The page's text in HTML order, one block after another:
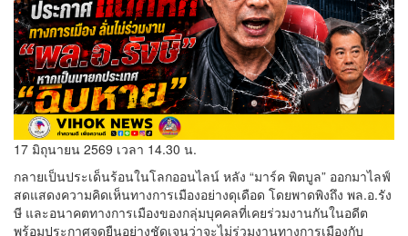
17 มิถุนายน 2569 เวลา 14.30 น.
กลายเป็นประเด็นร้อนในโลกออนไลน์ หลัง “มาร์ค พิตบูล” ออกมาไลฟ์
สดแสดงความคิดเห็นทางการเมืองอย่างดุเดือด โดยพาดพิงถึง พล.อ.รัง
ษี และอนาคตทางการเมืองของกลุ่มบุคคลที่เคยร่วมงานกันในอดีต
พร้อมประกาศจุดยืนอย่างชัดเจนว่าจะไม่ร่วมงานทางการเมืองกับ